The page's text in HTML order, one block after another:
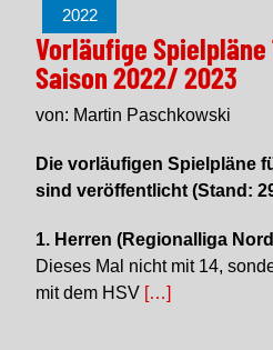
2022
Vorläufige Spielpläne
Saison 2022/ 2023
von: Martin Paschkowski
Die vorläufigen Spielpläne
sind veröffentlicht (Stand:
1. Herren (Regionalliga
Dieses Mal nicht mit 14,
mit dem HSV […]